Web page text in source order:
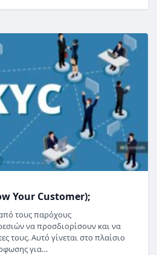
Your Customer);
τους παρόχους
να προσδιορίσουν και να
τους. Αυτό γίνεται στο πλαίσιο
για…